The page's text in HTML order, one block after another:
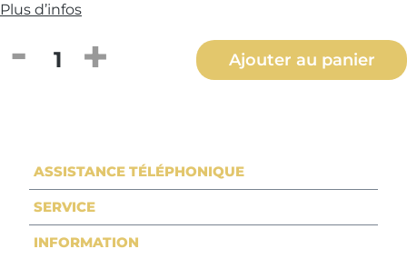
Plus d’infos
Quantité de produit : Entrez la
Ajouter au panier
ASSISTANCE TÉLÉPHONIQUE
SERVICE
INFORMATION